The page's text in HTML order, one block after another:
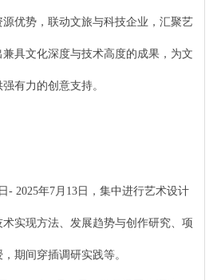
优势，联动文旅与科技企业，汇聚艺
具文化深度与技术高度的成果，为文
有力的创意支持。
- 2025年7月13日，集中进行艺术设计
实现方法、发展趋势与创作研究、项
期间穿插调研实践等。